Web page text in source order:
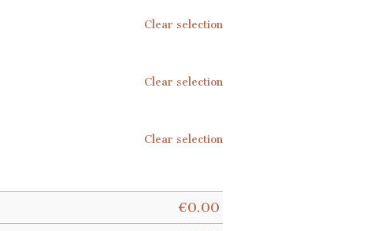
Clear selection
Clear selection
Clear selection
€0.00